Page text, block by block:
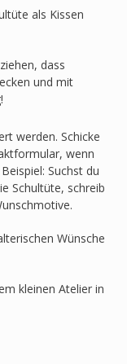
als Kissen
dass
und mit
werden. Schicke
wenn
Suchst du
Schultüte, schreib
Wünsche
kleinen Atelier in